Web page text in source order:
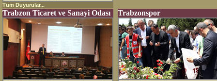
Tüm Duyurular...
Trabzon Ticaret ve Sanayi Odası Trabzonspor